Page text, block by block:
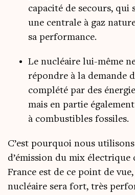
capa­ci­té de secours, qui
une cen­trale à gaz
sa performance.
Le nucléaire lui-même
répondre à la demande
com­plé­té par des
mais en par­tie
à com­bus­tibles fossiles.
C’est pour­quoi nous
d’émission du mix élec­trique
France est de ce point de
nucléaire sera fort, très